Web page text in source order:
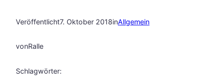
Veröffentlicht7. Oktober 2018inAllgemein
vonRalle
Schlagwörter: